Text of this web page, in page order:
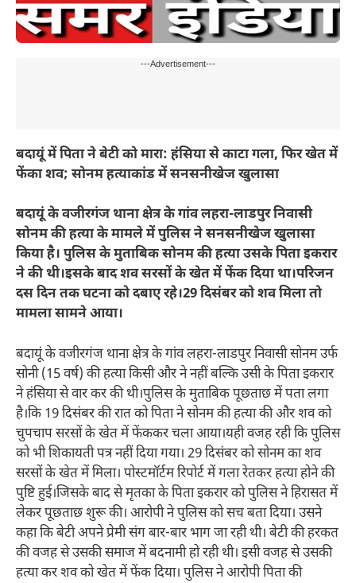
---Advertisement---
बदायूं में पिता ने बेटी को मारा: हंसिया से काटा गला, फिर खेत में
फेंका शव; सोनम हत्याकांड में सनसनीखेज खुलासा
बदायूं के वजीरगंज थाना क्षेत्र के गांव लहरा-लाडपुर निवासी
सोनम की हत्या के मामले में पुलिस ने सनसनीखेज खुलासा
किया है। पुलिस के मुताबिक सोनम की हत्या उसके पिता इकरार
ने की थी।इसके बाद शव सरसों के खेत में फेंक दिया था।परिजन
दस दिन तक घटना को दबाए रहे।29 दिसंबर को शव मिला तो
मामला सामने आया।
बदायूं के वजीरगंज थाना क्षेत्र के गांव लहरा-लाडपुर निवासी सोनम उर्फ
सोनी (15 वर्ष) की हत्या किसी और ने नहीं बल्कि उसी के पिता इकरार
ने हंसिया से वार कर की थी।पुलिस के मुताबिक पूछताछ में पता लगा
है।कि 19 दिसंबर की रात को पिता ने सोनम की हत्या की और शव को
चुपचाप सरसों के खेत में फेंककर चला आया।यही वजह रही कि पुलिस
को भी शिकायती पत्र नहीं दिया गया। 29 दिसंबर को सोनम का शव
सरसों के खेत में मिला। पोस्टमॉर्टम रिपोर्ट में गला रेतकर हत्या होने की
पुष्टि हुई।जिसके बाद से मृतका के पिता इकरार को पुलिस ने हिरासत में
लेकर पूछताछ शुरू की। आरोपी ने पुलिस को सच बता दिया। उसने
कहा कि बेटी अपने प्रेमी संग बार-बार भाग जा रही थी। बेटी की हरकत
की वजह से उसकी समाज में बदनामी हो रही थी। इसी वजह से उसकी
हत्या कर शव को खेत में फेंक दिया। पुलिस ने आरोपी पिता की